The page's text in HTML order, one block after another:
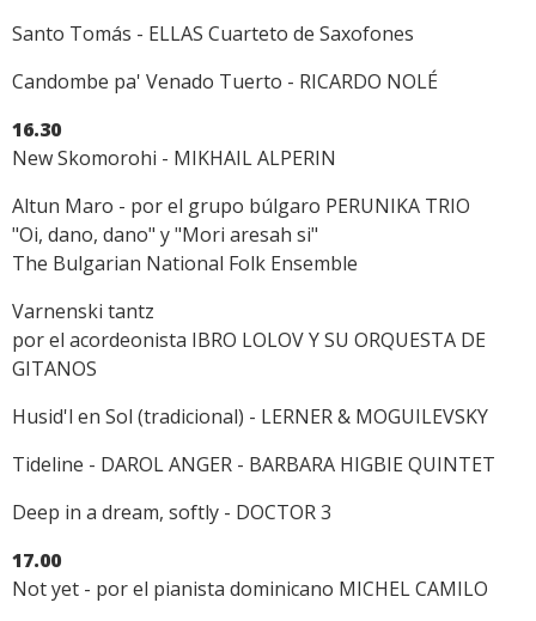
Santo Tomás - ELLAS Cuarteto de Saxofones
Candombe pa' Venado Tuerto - RICARDO NOLÉ
16.30
New Skomorohi - MIKHAIL ALPERIN
Altun Maro - por el grupo búlgaro PERUNIKA TRIO
"Oi, dano, dano" y "Mori aresah si"
The Bulgarian National Folk Ensemble
Varnenski tantz
por el acordeonista IBRO LOLOV Y SU ORQUESTA DE
GITANOS
Husid'l en Sol (tradicional) - LERNER & MOGUILEVSKY
Tideline - DAROL ANGER - BARBARA HIGBIE QUINTET
Deep in a dream, softly - DOCTOR 3
17.00
Not yet - por el pianista dominicano MICHEL CAMILO